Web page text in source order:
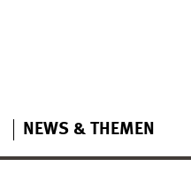
NEWS & THEMEN